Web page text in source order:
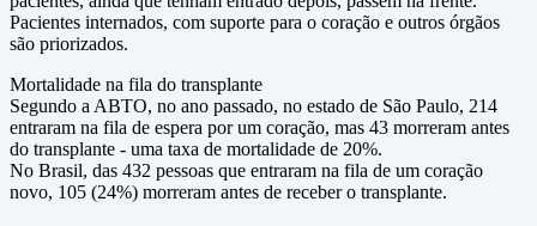
Pacientes internados, com suporte para o coração e outros órgãos
são priorizados.
Mortalidade na fila do transplante
Segundo a ABTO, no ano passado, no estado de São Paulo, 214
entraram na fila de espera por um coração, mas 43 morreram antes
do transplante - uma taxa de mortalidade de 20%.
No Brasil, das 432 pessoas que entraram na fila de um coração
novo, 105 (24%) morreram antes de receber o transplante.